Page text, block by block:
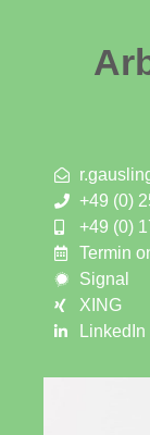
+49 (0)
+49 (0)
Termin
Signal
XING
LinkedIn